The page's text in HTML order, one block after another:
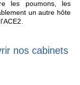
les poumons, les
un autre hôte
nos cabinets